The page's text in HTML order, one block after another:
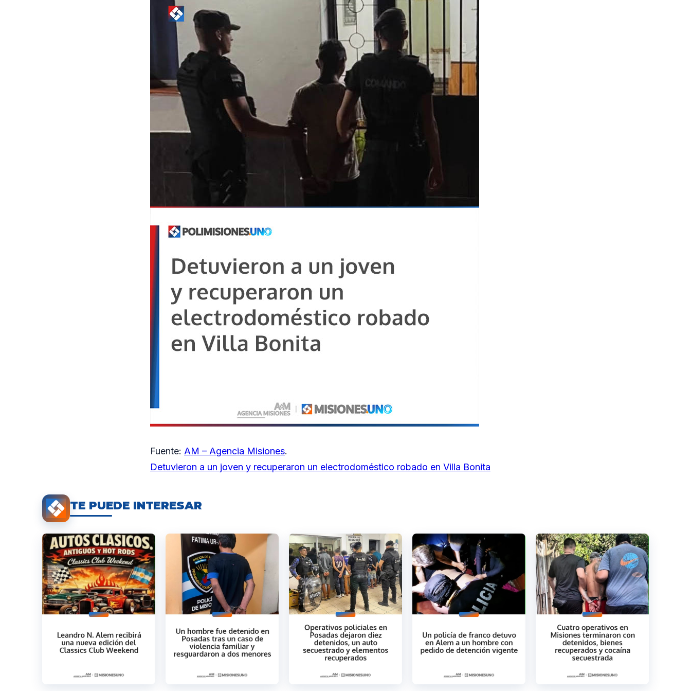
Fuente: AM – Agencia Misiones.
Detuvieron a un joven y recuperaron un electrodoméstico robado en Villa Bonita
TE PUEDE INTERESAR